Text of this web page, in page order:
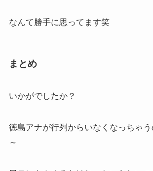
なんて勝手に思ってます笑
まとめ
いかがでしたか？
徳島アナが行列からいなくなっちゃ
～